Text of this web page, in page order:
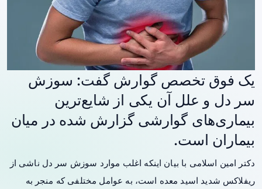
یک فوق تخصص گوارش گفت: سوزش
سر دل و علل آن یکی از شایع‌ترین
بیماری‌های گوارشی گزارش شده در میان
بیماران است.
دکتر امین اسلامی با بیان اینکه اغلب موارد سوزش سر دل ناشی از
ریفلاکس شدید اسید معده است، به عوامل مختلفی که منجر به